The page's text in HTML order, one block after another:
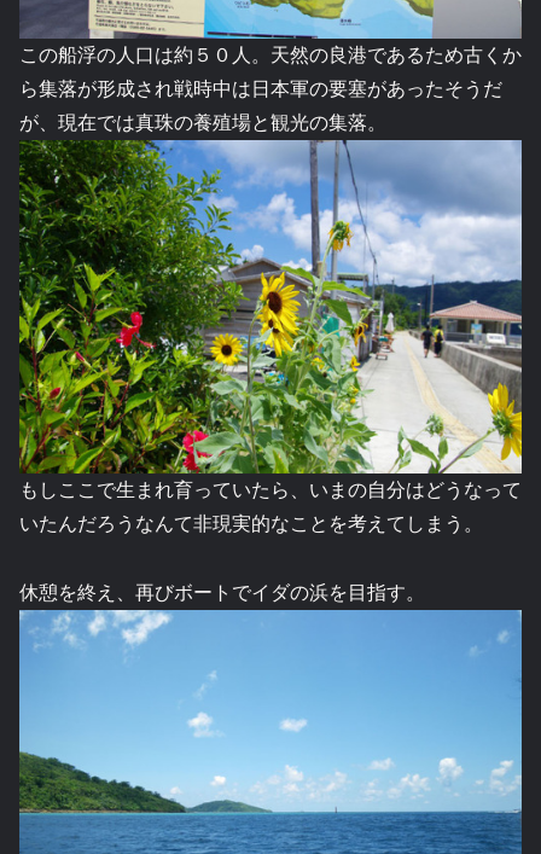
この船浮の人口は約５０人。天然の良港であるため古くか
ら集落が形成され戦時中は日本軍の要塞があったそうだ
が、現在では真珠の養殖場と観光の集落。
もしここで生まれ育っていたら、いまの自分はどうなって
いたんだろうなんて非現実的なことを考えてしまう。
休憩を終え、再びボートでイダの浜を目指す。